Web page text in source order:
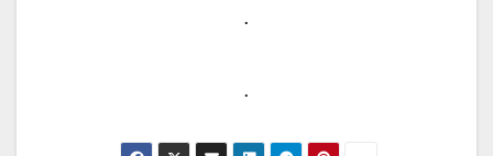
.
.